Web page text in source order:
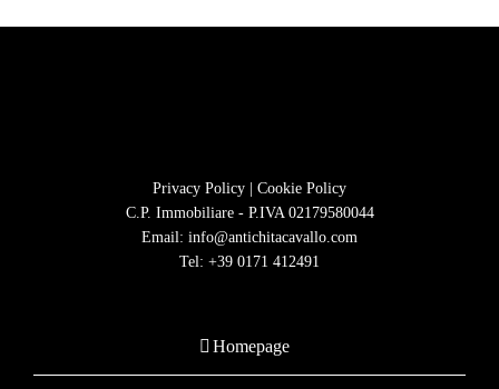
Privacy Policy
Cookie Policy
C.P. Immobiliare - P.IVA 02179580044
Email: info@antichitacavallo.com
Tel: +39 0171 412491
Homepage